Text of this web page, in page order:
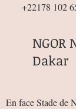
+22178 102
NGOR
Dakar
En face Stade de